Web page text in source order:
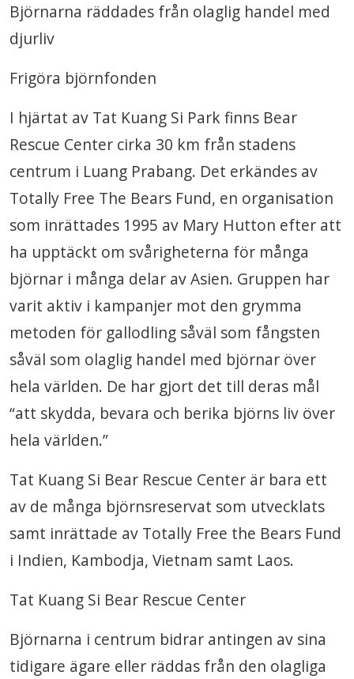
Björnarna räddades från olaglig handel med
djurliv
Frigöra björnfonden
I hjärtat av Tat Kuang Si Park finns Bear
Rescue Center cirka 30 km från stadens
centrum i Luang Prabang. Det erkändes av
Totally Free The Bears Fund, en organisation
som inrättades 1995 av Mary Hutton efter att
ha upptäckt om svårigheterna för många
björnar i många delar av Asien. Gruppen har
varit aktiv i kampanjer mot den grymma
metoden för gallodling såväl som fångsten
såväl som olaglig handel med björnar över
hela världen. De har gjort det till deras mål
“att skydda, bevara och berika björns liv över
hela världen.”
Tat Kuang Si Bear Rescue Center är bara ett
av de många björnsreservat som utvecklats
samt inrättade av Totally Free the Bears Fund
i Indien, Kambodja, Vietnam samt Laos.
Tat Kuang Si Bear Rescue Center
Björnarna i centrum bidrar antingen av sina
tidigare ägare eller räddas från den olagliga